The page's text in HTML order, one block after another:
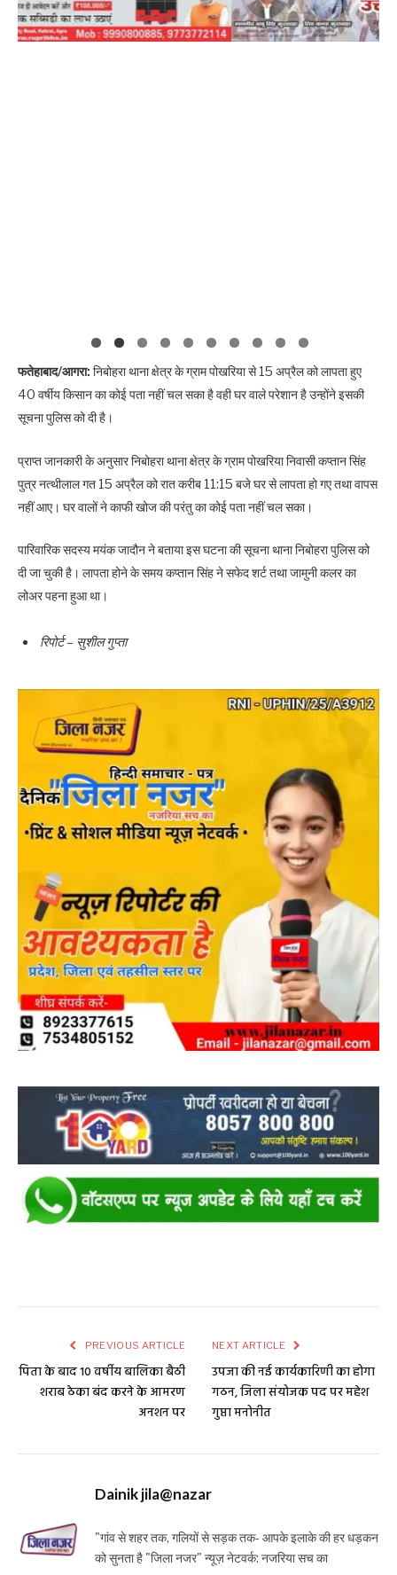
फतेहाबाद/आगरा: निबोहरा थाना क्षेत्र के ग्राम पोखरिया से 15 अप्रैल को लापता हुए
40 वर्षीय किसान का कोई पता नहीं चल सका है वही घर वाले परेशान है उन्होंने इसकी
सूचना पुलिस को दी है।
प्राप्त जानकारी के अनुसार निबोहरा थाना क्षेत्र के ग्राम पोखरिया निवासी कप्तान सिंह
पुत्र नत्थीलाल गत 15 अप्रैल को रात करीब 11:15 बजे घर से लापता हो गए तथा वापस
नहीं आए। घर वालों ने काफी खोज की परंतु का कोई पता नहीं चल सका।
पारिवारिक सदस्य मयंक जादौन ने बताया इस घटना की सूचना थाना निबोहरा पुलिस को
दी जा चुकी है। लापता होने के समय कप्तान सिंह ने सफेद शर्ट तथा जामुनी कलर का
लोअर पहना हुआ था।
रिपोर्ट – सुशील गुप्ता
PREVIOUS ARTICLE
पिता के बाद 10 वर्षीय बालिका बैठी
शराब ठेका बंद करने के आमरण
अनशन पर
NEXT ARTICLE
उपजा की नई कार्यकारिणी का होगा
गठन, जिला संयोजक पद पर महेश
गुप्ता मनोनीत
Dainik jila@nazar
"गांव से शहर तक, गलियों से सड़क तक- आपके इलाके की हर धड़कन
को सुनता है "जिला नजर" न्यूज़ नेटवर्क: नजरिया सच का